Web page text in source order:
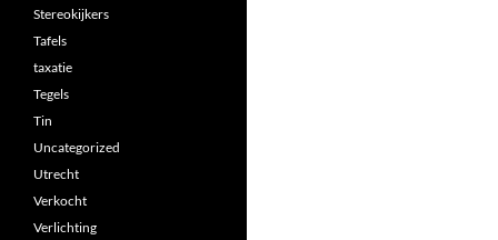
Stereokijkers
Tafels
taxatie
Tegels
Tin
Uncategorized
Utrecht
Verkocht
Verlichting